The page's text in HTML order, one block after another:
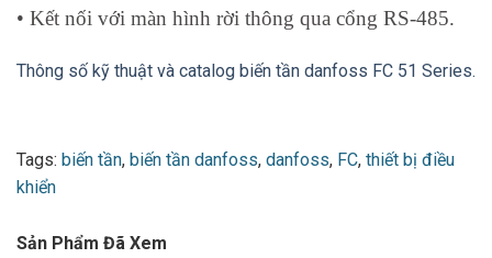
132F0028
FC-
FC-
132F0058
FC-
051P11KT4E20H3BXCXXXSXXX
051P15KT4E20H3BXCXXXSXXX
• Kết nối với màn hình rời thông qua cổng RS-485.
Thông số kỹ thuật và catalog biến tần danfoss FC 51 Series.
Tags: biến tần, biến tần danfoss, danfoss, FC, thiết bị điều
khiển
Sản Phẩm Đã Xem